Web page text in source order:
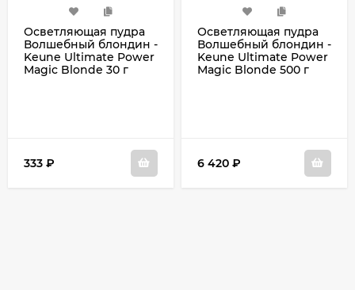
Осветляющая пудра
Волшебный блондин -
Keune Ultimate Power
Magic Blonde 30 г
333 ₽
Осветляющая пудра
Волшебный блондин -
Keune Ultimate Power
Magic Blonde 500 г
6 420 ₽